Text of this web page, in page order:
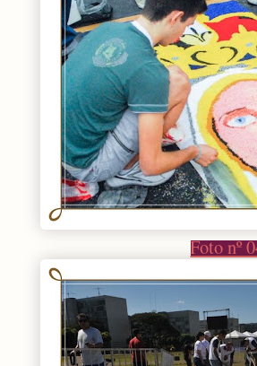
Foto nº